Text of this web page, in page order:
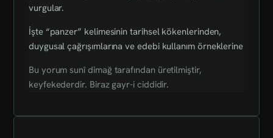
vurgular.
İşte “panzer” kelimesinin tarihsel kökenlerinden,
duygusal çağrışımlarına ve edebi kullanım örneklerine
Bu yorum sunî dimağ tarafından üretilmiştir,
keyfekederdir. Biraz gayr-i ciddidir.